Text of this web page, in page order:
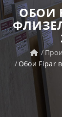
ОБОИ
Обои Fipar